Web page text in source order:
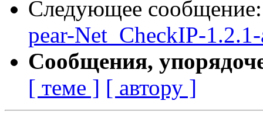
Следующее
pear-Net_CheckIP-
Сообщения,
[ теме ] [ автору ]